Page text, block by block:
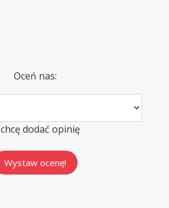
Oceń nas:
chcę dodać opinię